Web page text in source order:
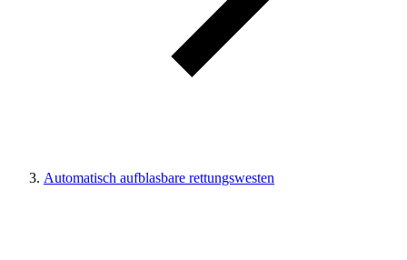
Automatisch aufblasbare rettungswesten